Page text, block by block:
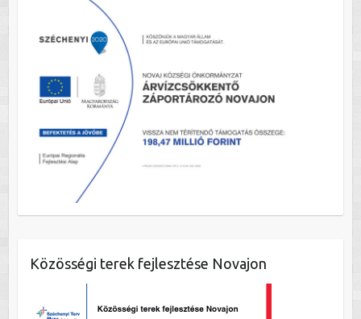
Közösségi terek fejlesztése Novajon